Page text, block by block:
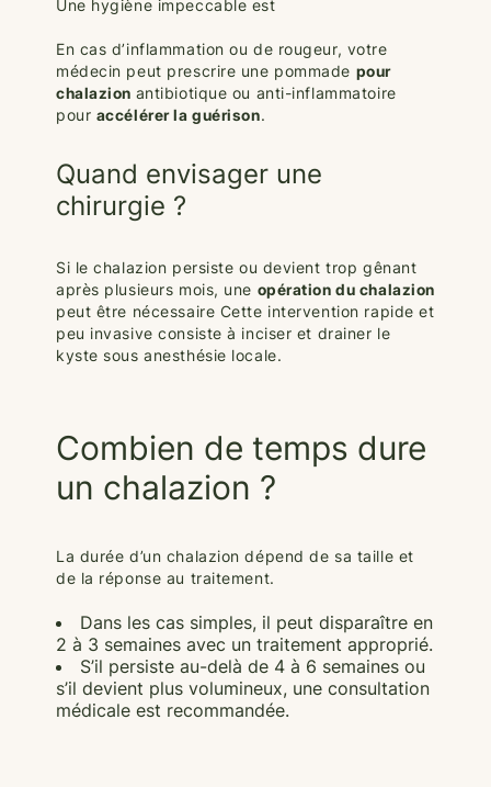
Une hygiène impeccable est
En cas d’inflammation ou de rougeur, votre
médecin peut prescrire une pommade pour
chalazion antibiotique ou anti-inflammatoire
pour accélérer la guérison.
Quand envisager une
chirurgie ?
Si le chalazion persiste ou devient trop gênant
après plusieurs mois, une opération du chalazion
peut être nécessaire Cette intervention rapide et
peu invasive consiste à inciser et drainer le
kyste sous anesthésie locale.
Combien de temps dure
un chalazion ?
La durée d’un chalazion dépend de sa taille et
de la réponse au traitement.
Dans les cas simples, il peut disparaître en
2 à 3 semaines avec un traitement approprié.
S’il persiste au-delà de 4 à 6 semaines ou
s’il devient plus volumineux, une consultation
médicale est recommandée.